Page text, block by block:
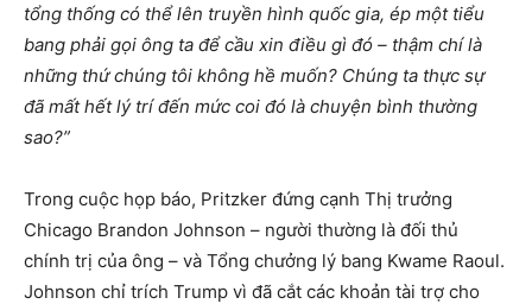
tổng thống có thể lên truyền hình quốc gia, ép một tiểu
bang phải gọi ông ta để cầu xin điều gì đó – thậm chí là
những thứ chúng tôi không hề muốn? Chúng ta thực sự
đã mất hết lý trí đến mức coi đó là chuyện bình thường
sao?”
Trong cuộc họp báo, Pritzker đứng cạnh Thị trưởng
Chicago Brandon Johnson – người thường là đối thủ
chính trị của ông – và Tổng chưởng lý bang Kwame Raoul.
Johnson chỉ trích Trump vì đã cắt các khoản tài trợ cho